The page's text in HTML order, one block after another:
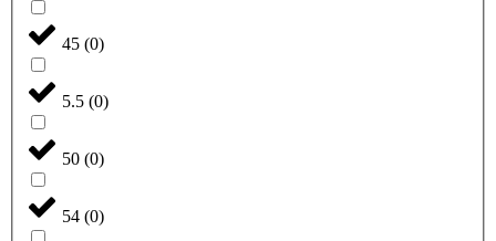
45 (0)
5.5 (0)
50 (0)
54 (0)